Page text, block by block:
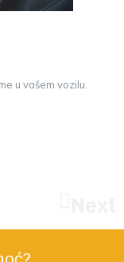
u vašem vozilu.